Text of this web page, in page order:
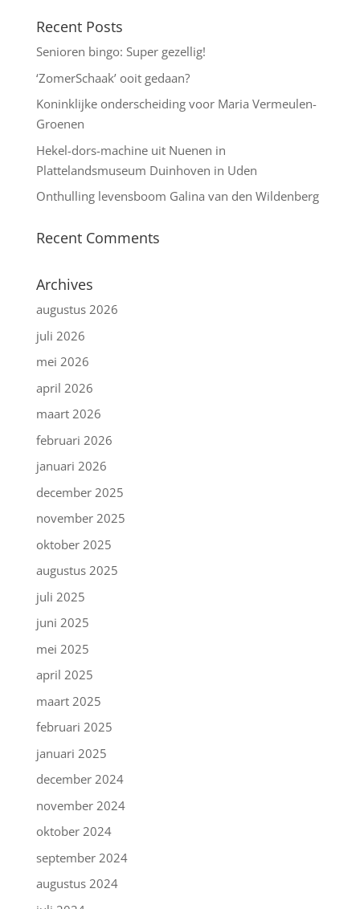
Recent Posts
Senioren bingo: Super gezellig!
‘ZomerSchaak’ ooit gedaan?
Koninklijke onderscheiding voor Maria Vermeulen-
Groenen
Hekel-dors-machine uit Nuenen in
Plattelandsmuseum Duinhoven in Uden
Onthulling levensboom Galina van den Wildenberg
Recent Comments
Archives
augustus 2026
juli 2026
mei 2026
april 2026
maart 2026
februari 2026
januari 2026
december 2025
november 2025
oktober 2025
augustus 2025
juli 2025
juni 2025
mei 2025
april 2025
maart 2025
februari 2025
januari 2025
december 2024
november 2024
oktober 2024
september 2024
augustus 2024